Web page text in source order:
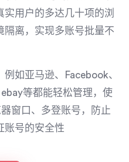
用户的多达几十项的浏
隔离，实现多账号批量不
如亚马逊、Facebook、
等都能轻松管理，使
窗口、多登账号，防止
账号的安全性